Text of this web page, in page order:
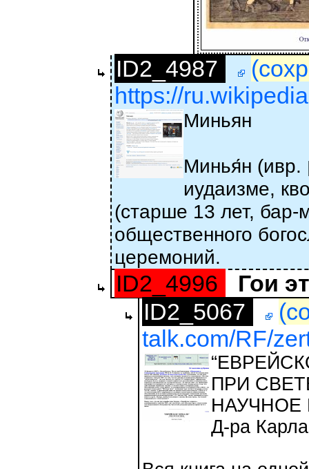
ID2_4987
https://
Миньян
Минья́н (ивр. ‏מִנְיָן‏‎ — счёт, подсчёт, число) — в
иудаизме,
(старше 13 лет,
общественного
церемоний.
ID2_4996
Гои
ID2_5067
talk.com/RF/
ПРИ
НАУЧНОЕ
Д-ра